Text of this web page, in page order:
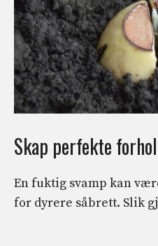
Skap perfekte
En fuktig svamp kan
for dyrere såbrett. Slik